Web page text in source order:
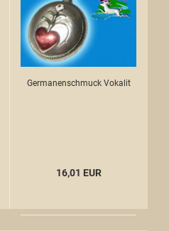
Germanenschmuck Vokalit
16,01 EUR